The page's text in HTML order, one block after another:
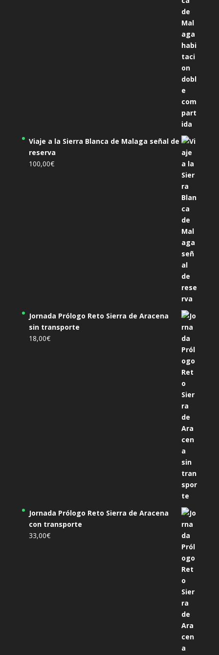
Viaje a la Sierra Blanca de Malaga señal de
reserva
100,00€
Jornada Prólogo Reto Sierra de Aracena
sin transporte
18,00€
Jornada Prólogo Reto Sierra de Aracena
con transporte
33,00€